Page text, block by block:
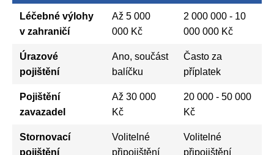
Léčebné výlohy
v zahraničí
Až 5 000
000 Kč
2 000 000 - 10
000 000 Kč
Úrazové
pojištění
Ano, součást
balíčku
Často za
příplatek
Pojištění
zavazadel
Až 30 000
Kč
20 000 - 50 000
Kč
Stornovací
pojištění
Volitelné
připojištění
Volitelné
připojištění